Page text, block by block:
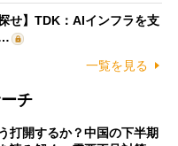
せ】TDK：AIインフラを支
一覧を見る
チ
打開するか？中国の下半期